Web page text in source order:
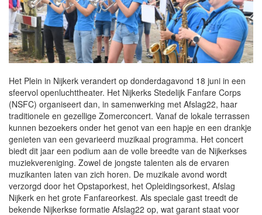
Het Plein in Nijkerk verandert op donderdagavond 18 juni in een
sfeervol openluchttheater. Het Nijkerks Stedelijk Fanfare Corps
(NSFC) organiseert dan, in samenwerking met Afslag22, haar
traditionele en gezellige Zomerconcert. Vanaf de lokale terrassen
kunnen bezoekers onder het genot van een hapje en een drankje
genieten van een gevarieerd muzikaal programma. Het concert
biedt dit jaar een podium aan de volle breedte van de Nijkerkses
muziekvereniging. Zowel de jongste talenten als de ervaren
muzikanten laten van zich horen. De muzikale avond wordt
verzorgd door het Opstaporkest, het Opleidingsorkest, Afslag
Nijkerk en het grote Fanfareorkest. Als speciale gast treedt de
bekende Nijkerkse formatie Afslag22 op, wat garant staat voor